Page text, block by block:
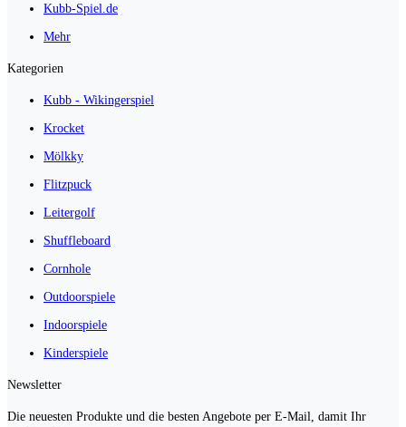
Kubb-Spiel.de
Mehr
Kategorien
Kubb - Wikingerspiel
Krocket
Mölkky
Flitzpuck
Leitergolf
Shuffleboard
Cornhole
Outdoorspiele
Indoorspiele
Kinderspiele
Newsletter
Die neuesten Produkte und die besten Angebote per E-Mail, damit Ihr